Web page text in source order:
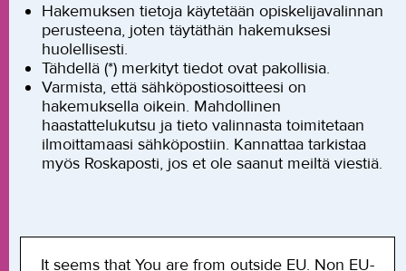
Hakemuksen tietoja käytetään opiskelijavalinnan
perusteena, joten täytäthän hakemuksesi
huolellisesti.
Tähdellä (*) merkityt tiedot ovat pakollisia.
Varmista, että sähköpostiosoitteesi on
hakemuksella oikein. Mahdollinen
haastattelukutsu ja tieto valinnasta toimitetaan
ilmoittamaasi sähköpostiin. Kannattaa tarkistaa
myös Roskaposti, jos et ole saanut meiltä viestiä.
It seems that You are from outside EU. Non EU-